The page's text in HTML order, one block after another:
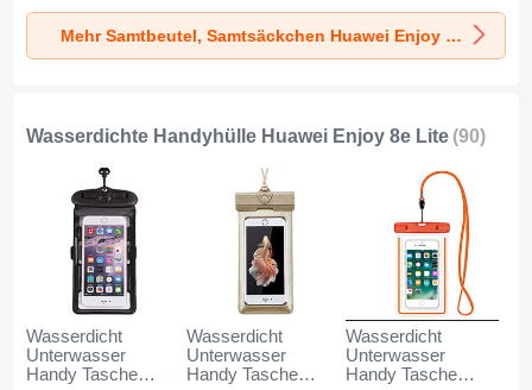
Universal K02 für
Huawei Enjoy 8e
Lite Grau
für Huawei Enjoy
8e Lite Grau
Universal S05 für
Huawei Enjoy 8e
Lite Braun
Mehr Samtbeutel, Samtsäckchen Huawei Enjoy 8e Lite
Wasserdichte Handyhülle Huawei Enjoy 8e Lite (90)
Wasserdicht
Unterwasser
Handy Tasche
Wasserdicht
Unterwasser
Handy Tasche
Wasserdicht
Unterwasser
Handy Tasche